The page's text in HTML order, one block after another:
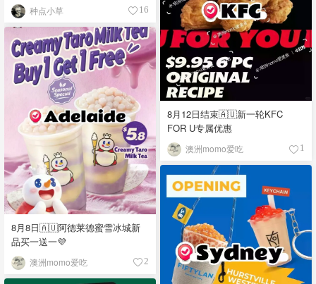
种点小草 16
8月12日结束🇦🇺新一轮KFC
FOR U专属优惠
澳洲momo爱吃 1
8月8日🇦🇺阿德莱德蜜雪冰城新
品买一送一💜
澳洲momo爱吃 2